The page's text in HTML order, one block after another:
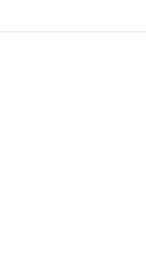
si affaccia su una
e proprio spazio di
energie in ogni stagione.
attrezzature
fitness con cyclette,
di mantenersi in
dall’atmosfera esotica con
giochi attrezzata con
e informazioni turistiche